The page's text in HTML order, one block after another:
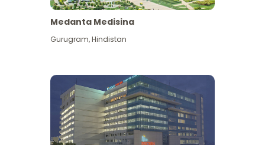
Medanta Medisina
Gurugram,Hindistan